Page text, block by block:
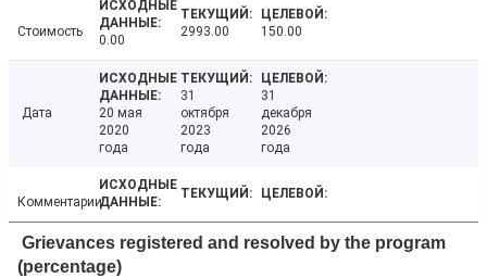
Стоимость
0.00
2993.00 150.00
Дата
20 мая
2020
года
31
октября
2023
года
31
декабря
2026
года
Комментарии
Grievances registered and resolved by the program
(percentage)